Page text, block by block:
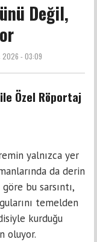
Değil,
2026 - 03:09
Özel Röportaj
yalnızca yer
da derin
bu sarsıntı,
temelden
kurduğu
oluyor.